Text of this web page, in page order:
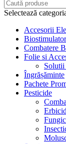
Selectează
Accesorii
Combatere
Folie si
Solutii
Îngrășăminte
Pachete
Pesticide